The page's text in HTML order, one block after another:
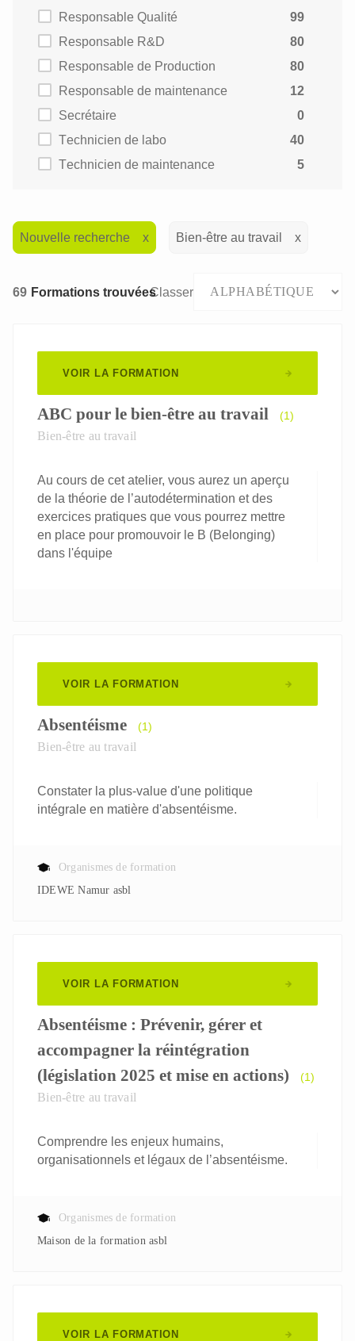
Responsable Qualité
99
Responsable R&D
80
Responsable de Production
80
Responsable de maintenance
12
Secrétaire
0
Technicien de labo
40
Technicien de maintenance
5
Nouvelle recherche Bien-être au travail
69 Formations trouvéesClasser
VOIR LA FORMATION
ABC pour le bien-être au travail (1)
Bien-être au travail
Au cours de cet atelier, vous aurez un aperçu
de la théorie de l’autodétermination et des
exercices pratiques que vous pourrez mettre
en place pour promouvoir le B (Belonging)
dans l'équipe
VOIR LA FORMATION
Absentéisme (1)
Bien-être au travail
Constater la plus-value d'une politique
intégrale en matière d'absentéisme.
Organismes de formation
IDEWE Namur asbl
VOIR LA FORMATION
Absentéisme : Prévenir, gérer et
accompagner la réintégration
(législation 2025 et mise en actions)
(1)
Bien-être au travail
Comprendre les enjeux humains,
organisationnels et légaux de l’absentéisme.
Organismes de formation
Maison de la formation asbl
VOIR LA FORMATION